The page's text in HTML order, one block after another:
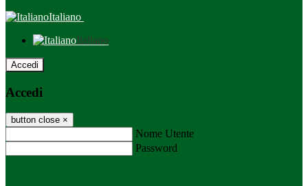
Italiano
Italiano
Accedi
Accedi
button close ×
Nome Utente
Password